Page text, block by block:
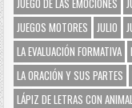
JUEGO DE LAS EMOCIONES
JUEGOS MOTORES
JULIO
LA EVALUACIÓN FORMATIVA
LA ORACIÓN Y SUS PARTES
LÁPIZ DE LETRAS CON